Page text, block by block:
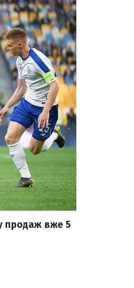
продаж вже 5